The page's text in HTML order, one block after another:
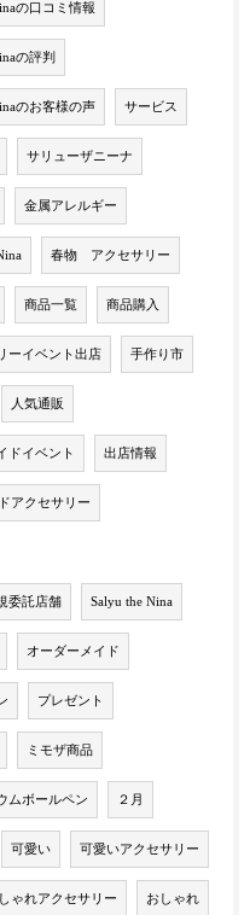
の口コミ情報
の評判
のお客様の声 サービス
サリューザニーナ
金属アレルギー
春物 アクセサリー
商品一覧 商品購入
ーイベント出店 手作り市
人気通販
ドイベント 出店情報
アクセサリー
委託店舗 Salyu the Nina
オーダーメイド
プレゼント
ミモザ商品
ムボールペン ２月
可愛い 可愛いアクセサリー
ゃれアクセサリー おしゃれ